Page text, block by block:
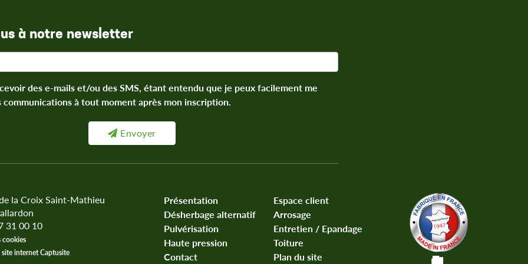
à notre newsletter
des e-mails et/ou des SMS, étant entendu que je peux facilement me
communications à tout moment après mon inscription.
Envoyer
la Croix Saint-Mathieu
31 00 10
cookies
internet Captusite
Présentation
Espace client
Désherbage alternatif
Arrosage
Pulvérisation
Entretien / Epandage
Haute pression
Toiture
Contact
Plan du site